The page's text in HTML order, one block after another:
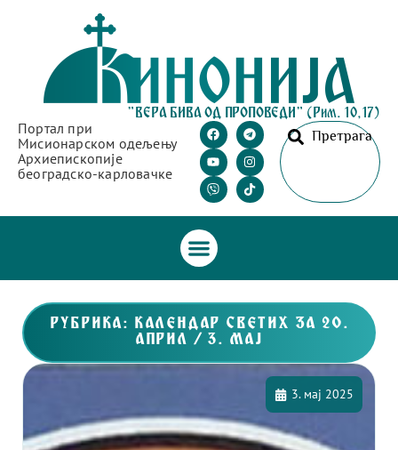
"ВЕРА БИВА ОД ПРОПОВЕДИ" (Рим. 10,17)
Портал при
Мисионарском одељењу
Архиепископије
београдско-карловачке
Претрага
РУБРИКА: КАЛЕНДАР СВЕТИХ ЗА 20.
АПРИЛ / 3. МАЈ
3. мај 2025